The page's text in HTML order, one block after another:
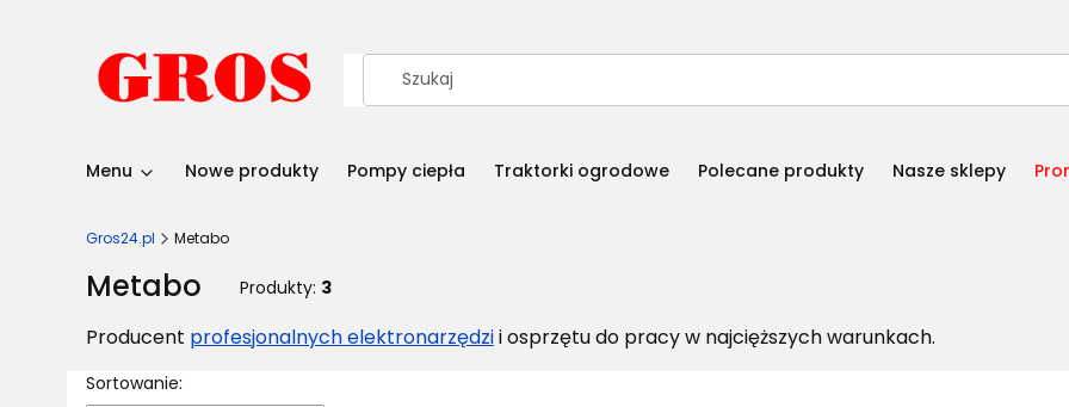
Menu Nowe produkty Pompy ciepła Traktorki ogrodowe Polecane produkty Nasze sklepy
Gros24.pl Metabo
Metabo Produkty: 3
Producent profesjonalnych elektronarzędzii osprzętu do pracy w najcięższych warunkach.
Lista produktów
Sortowanie: